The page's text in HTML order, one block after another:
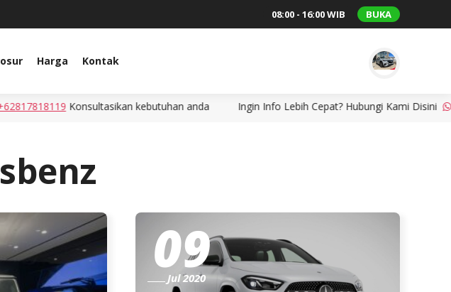
08:00 - 16:00 WIB BUKA
Harga Kontak
Konsultasikan kebutuhan anda Ingin Info Lebih Cepat? Hubungi Kami Disini
09
Jul 2020